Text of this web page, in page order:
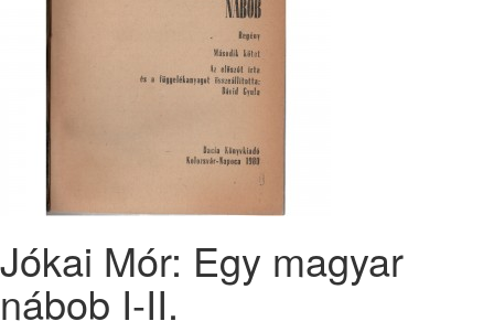
Jókai Mór: Egy magyar
nábob I-II.